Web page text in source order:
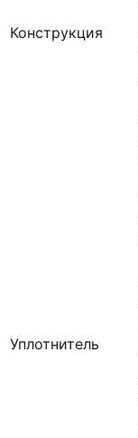
Конструкция
Уплотнитель